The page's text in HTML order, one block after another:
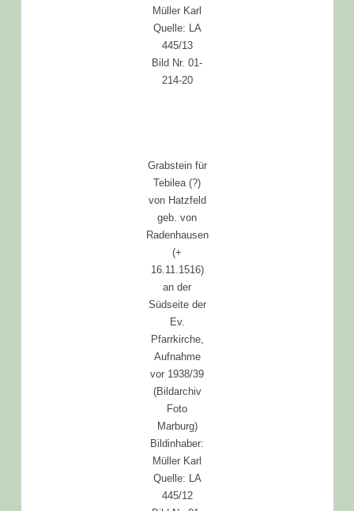
Müller Karl
Quelle: LA
445/13
Bild Nr. 01-
214-20
Grabstein für
Tebilea (?)
von Hatzfeld
geb. von
Radenhausen
(+
16.11.1516)
an der
Südseite der
Ev.
Pfarrkirche,
Aufnahme
vor 1938/39
(Bildarchiv
Foto
Marburg)
Bildinhaber:
Müller Karl
Quelle: LA
445/12